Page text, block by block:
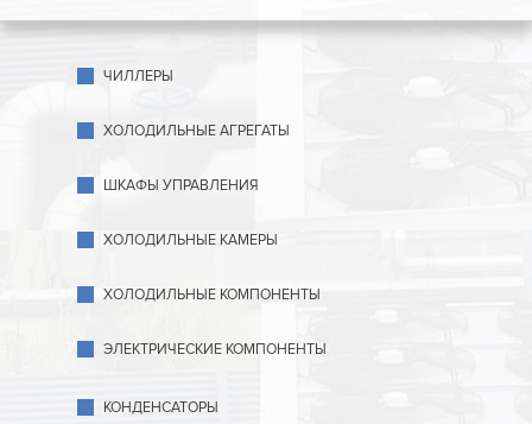
ЧИЛЛЕРЫ
ХОЛОДИЛЬНЫЕ АГРЕГАТЫ
ШКАФЫ УПРАВЛЕНИЯ
ХОЛОДИЛЬНЫЕ КАМЕРЫ
ХОЛОДИЛЬНЫЕ КОМПОНЕНТЫ
ЭЛЕКТРИЧЕСКИЕ КОМПОНЕНТЫ
КОНДЕНСАТОРЫ